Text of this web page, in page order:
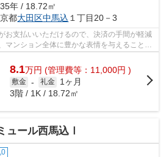
年 / 18.72㎡
都大田区中馬込 １丁目20－3
お支払いいただけるので、決済の手間が軽減
マンション全体に豊かな表情を与えることが
で電車...
8.1万円 (管理費等：11,000円 )
敷金 - 礼金
1ヶ月
3階 / 1K / 18.72㎡
ュール西馬込Ⅰ
0